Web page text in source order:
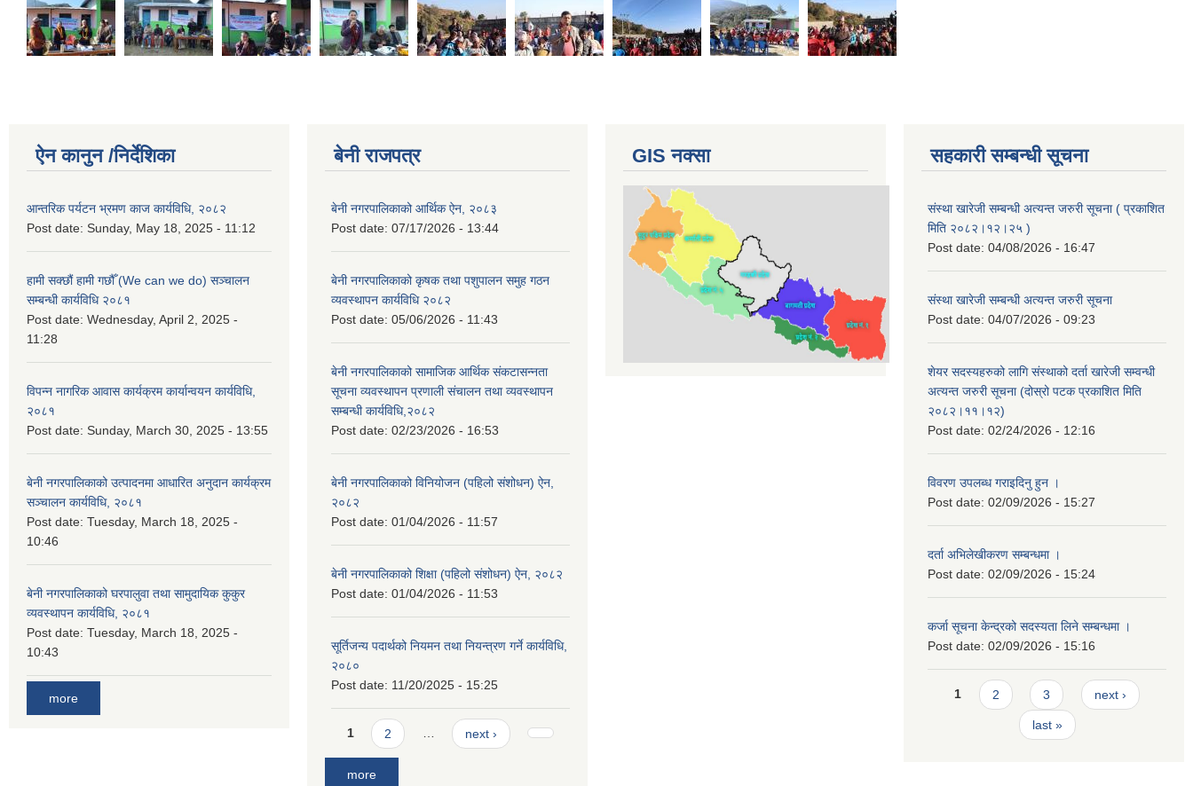
ऐन कानुन /निर्देशिका
आन्तरिक पर्यटन भ्रमण काज कार्यविधि, २०८२
Post date: Sunday, May 18, 2025 - 11:12
हामी सक्छौं हामी गछौँ (We can we do) सञ्चालन
सम्बन्धी कार्यविधि २०८१
Post date: Wednesday, April 2, 2025 -
11:28
विपन्न नागरिक आवास कार्यक्रम कार्यान्वयन कार्यविधि,
२०८१
Post date: Sunday, March 30, 2025 - 13:55
बेनी नगरपालिकाको उत्पादनमा आधारित अनुदान कार्यक्रम
सञ्‍चालन कार्यविधि, २०८१
Post date: Tuesday, March 18, 2025 -
10:46
बेनी नगरपालिकाको घरपालुवा तथा सामुदायिक कुकुर
व्यवस्थापन कार्यविधि, २०८१
Post date: Tuesday, March 18, 2025 -
10:43
more
बेनी राजपत्र
बेनी नगरपालिकाको आर्थिक ऐन, २०८३
Post date: 07/17/2026 - 13:44
बेनी नगरपालिकाको कृषक तथा पशुपालन समुह गठन
व्यवस्थापन कार्यविधि २०८२
Post date: 05/06/2026 - 11:43
बेनी नगरपालिकाको सामाजिक आर्थिक संकटासन्नता
सूचना व्यवस्थापन प्रणाली संचालन तथा व्यवस्थापन
सम्बन्धी कार्यविधि,२०८२
Post date: 02/23/2026 - 16:53
बेनी नगरपालिकाको विनियोजन (पहिलो संशोधन) ऐन,
२०८२
Post date: 01/04/2026 - 11:57
बेनी नगरपालिकाको शिक्षा (पहिलो संशोधन) ऐन, २०८२
Post date: 01/04/2026 - 11:53
सूर्तिजन्य पदार्थको नियमन तथा नियन्त्रण गर्ने कार्यविधि,
२०८०
Post date: 11/20/2025 - 15:25
Pages
1 2 … next ›
more
GIS नक्सा सहकारी सम्बन्धी सूचना
संस्था खारेजी सम्बन्धी अत्यन्त जरुरी सूचना ( प्रकाशित
मिति २०८२।१२।२५ )
Post date: 04/08/2026 - 16:47
संस्था खारेजी सम्बन्धी अत्यन्त जरुरी सूचना
Post date: 04/07/2026 - 09:23
शेयर सदस्यहरुको लागि संस्थाको दर्ता खारेजी सम्वन्धी
अत्यन्त जरुरी सूचना (दोस्रो पटक प्रकाशित मिति
२०८२।११।१२)
Post date: 02/24/2026 - 12:16
विवरण उपलब्ध गराइदिनु हुन ।
Post date: 02/09/2026 - 15:27
दर्ता अभिलेखीकरण सम्बन्धमा ।
Post date: 02/09/2026 - 15:24
कर्जा सूचना केन्द्रको सदस्यता लिने सम्बन्धमा ।
Post date: 02/09/2026 - 15:16
Pages
1 2 3 next ›
last »